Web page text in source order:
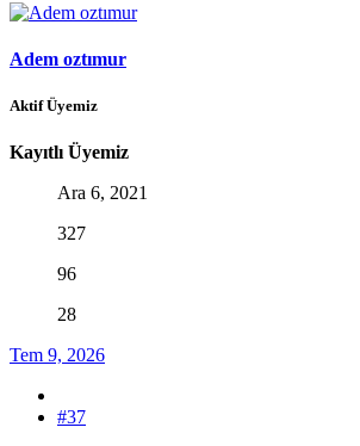
Adem oztımur
Aktif Üyemiz
Kayıtlı Üyemiz
Ara 6, 2021
327
96
28
Tem 9, 2026
#37